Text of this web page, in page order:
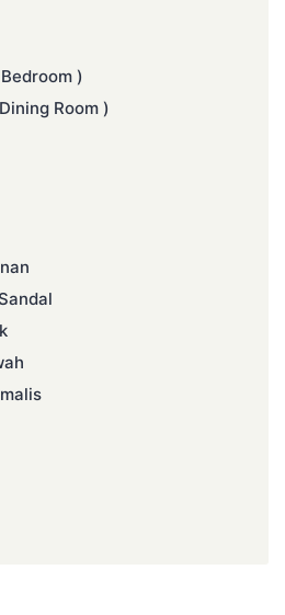
)
Room )